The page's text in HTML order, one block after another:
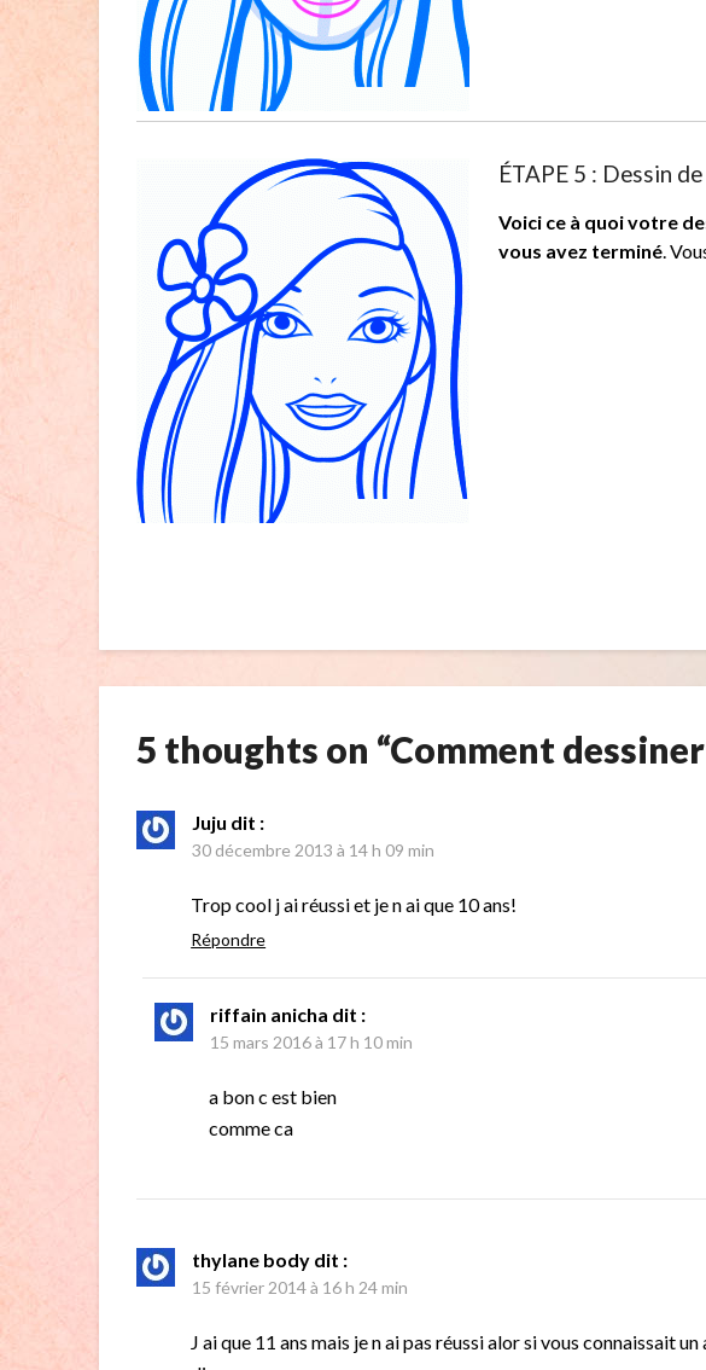
ÉTAPE 5 : Dessin
Voici ce à quoi votre
vous avez terminé.
5 thoughts on “Comment
Juju dit :
30 décembre 2013 à 14 h 09 min
Trop cool j ai réussi et je n ai que 10 ans!
Répondre
riffain anicha dit :
15 mars 2016 à 17 h 10 min
a bon c est bien
comme ca
thylane body dit :
15 février 2014 à 16 h 24 min
J ai que 11 ans mais je n ai pas réussi alor si vous connaissait